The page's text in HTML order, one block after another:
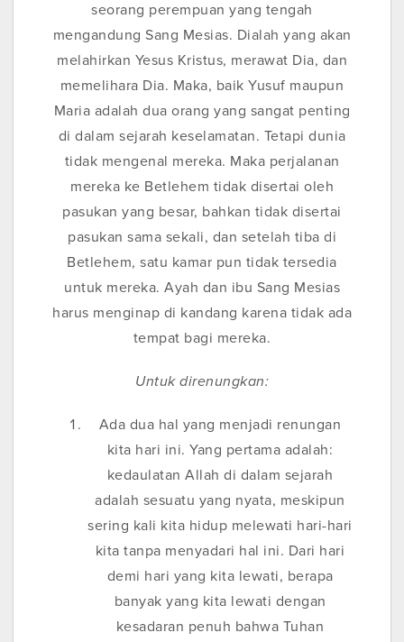
seorang perempuan yang tengah
mengandung Sang Mesias. Dialah yang akan
melahirkan Yesus Kristus, merawat Dia, dan
memelihara Dia. Maka, baik Yusuf maupun
Maria adalah dua orang yang sangat penting
di dalam sejarah keselamatan. Tetapi dunia
tidak mengenal mereka. Maka perjalanan
mereka ke Betlehem tidak disertai oleh
pasukan yang besar, bahkan tidak disertai
pasukan sama sekali, dan setelah tiba di
Betlehem, satu kamar pun tidak tersedia
untuk mereka. Ayah dan ibu Sang Mesias
harus menginap di kandang karena tidak ada
tempat bagi mereka.
Untuk direnungkan:
Ada dua hal yang menjadi renungan
kita hari ini. Yang pertama adalah:
kedaulatan Allah di dalam sejarah
adalah sesuatu yang nyata, meskipun
sering kali kita hidup melewati hari-hari
kita tanpa menyadari hal ini. Dari hari
demi hari yang kita lewati, berapa
banyak yang kita lewati dengan
kesadaran penuh bahwa Tuhan